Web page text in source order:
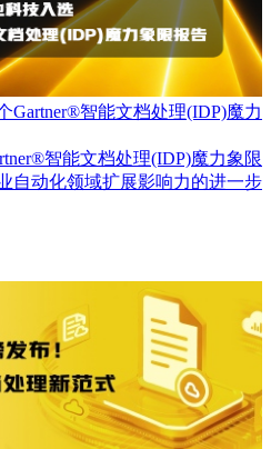
Gartner®智能文档处理(IDP)魔力
智能文档处理(IDP)魔力象限
自动化领域扩展影响力的进一步